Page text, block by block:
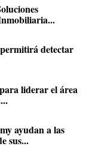
detectar
liderar el área
ayudan a las
sus...